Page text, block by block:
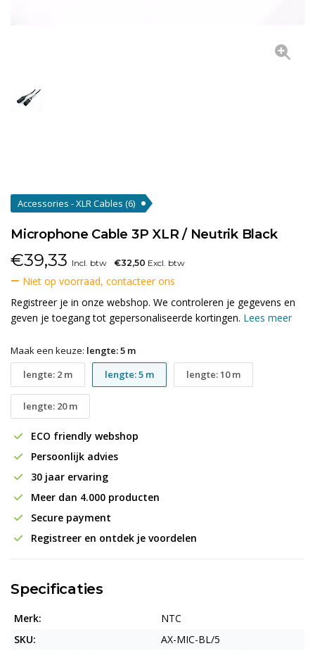
Accessories - XLR Cables (6)
Microphone Cable 3P XLR / Neutrik Black
€39,33 Incl. btw €32,50 Excl. btw
Niet op voorraad, contacteer ons
Registreer je in onze webshop. We controleren je gegevens en
geven je toegang tot gepersonaliseerde kortingen. Lees meer
Maak een keuze: lengte: 5 m
lengte: 2 m
lengte: 5 m lengte: 10 m
lengte: 20 m
ECO friendly webshop
Persoonlijk advies
30 jaar ervaring
Meer dan 4.000 producten
Secure payment
Registreer en ontdek je voordelen
Specificaties
Merk:
NTC
SKU:
AX-MIC-BL/5